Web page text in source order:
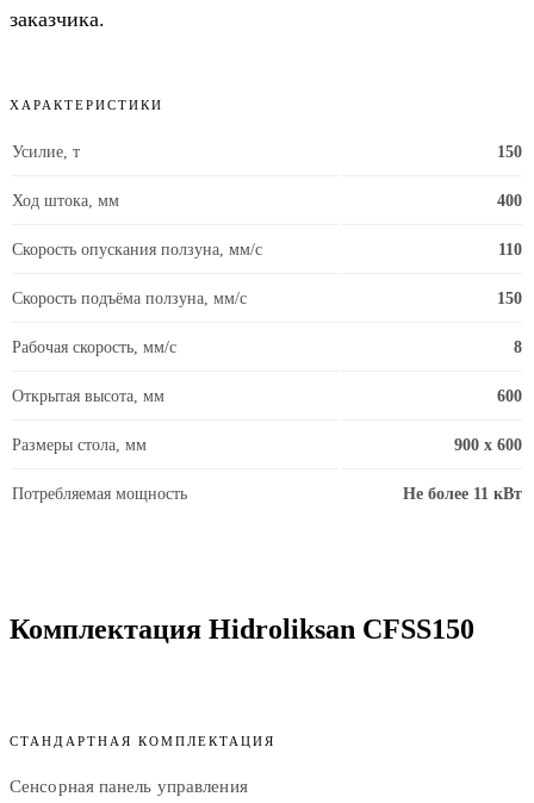
заказчика.
ХАРАКТЕРИСТИКИ
Усилие, т 150
Ход штока, мм 400
Скорость опускания ползуна, мм/с 110
Скорость подъёма ползуна, мм/с 150
Рабочая скорость, мм/с 8
Открытая высота, мм 600
Размеры стола, мм 900 x 600
Потребляемая мощность Не более 11 кВт
Комплектация Hidroliksan CFSS150
СТАНДАРТНАЯ КОМПЛЕКТАЦИЯ
Сенсорная панель управления